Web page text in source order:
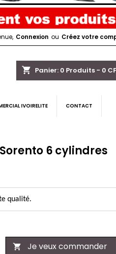
Connexion ou Créez votre
shopping_cart Panier: 0 Produits - 0
IVOIRELITE CONTACT
6 cylindres
qualité.
 Je veux commander